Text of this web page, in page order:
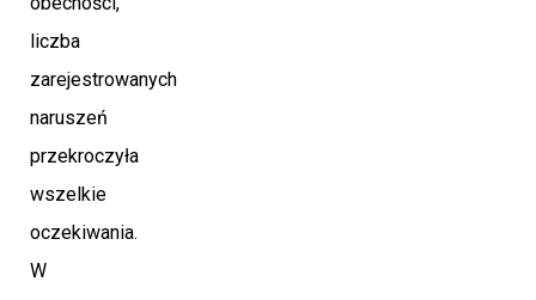
liczba
zarejestrowanych
naruszeń
przekroczyła
wszelkie
oczekiwania.
W